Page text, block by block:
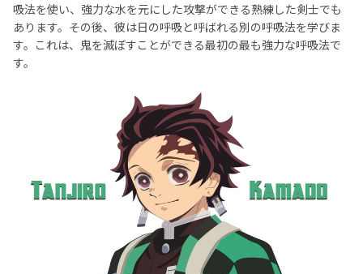
吸法を使い、強力な水を元にした攻撃ができる熟練した剣士でも
あります。その後、彼は日の呼吸と呼ばれる別の呼吸法を学びま
す。これは、鬼を滅ぼすことができる最初の最も強力な呼吸法で
す。